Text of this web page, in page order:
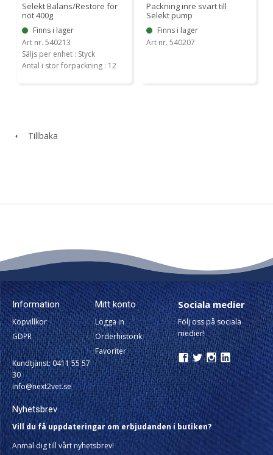
Selekt Balans/Restore för
nöt 400g
Finns i lager
Art nr. 540213
Säljs per enhet : Styck
Antal i stor förpackning : 12
Packning inre svart till
Selekt pump
Finns i lager
Art nr. 540207
Tillbaka
Information
Köpvillkor
GDPR
Kundtjänst: 0411 55 57
30
info@next2vet.se
Mitt konto
Logga in
Orderhistorik
Favoriter
Sociala medier
Följ oss på sociala
medier!
Nyhetsbrev
Vill du få uppdateringar om erbjudanden i butiken?
Anmäl dig till vårt nyhetsbrev!